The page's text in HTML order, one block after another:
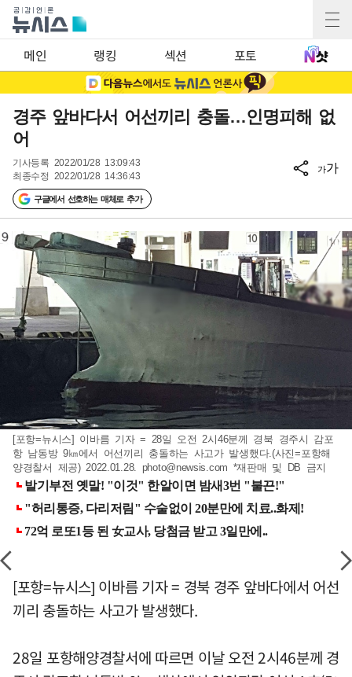
메인 랭킹 섹션 포토
경주 앞바다서 어선끼리 충돌…인명피해 없
어
기사등록 2022/01/28 13:09:43
최종수정 2022/01/28 14:36:43
구글에서 선호하는 매체로 추가
가가
[포항=뉴시스] 이바름 기자 = 28일 오전 2시46분께 경북 경주시 감포
항 남동방 9㎞에서 어선끼리 충돌하는 사고가 발생했다.(사진=포항해
양경찰서 제공) 2022.01.28. photo@newsis.com *재판매 및 DB 금지
[포항=뉴시스] 이바름 기자 = 경북 경주 앞바다에서 어선
끼리 충돌하는 사고가 발생했다.
28일 포항해양경찰서에 따르면 이날 오전 2시46분께 경